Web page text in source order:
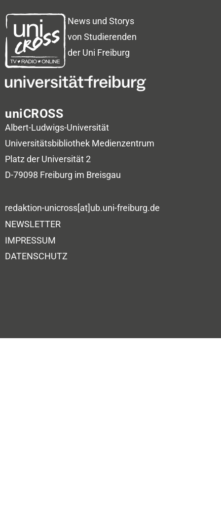
News und Storys
von Studierenden
der Uni Freiburg
uniCROSS
Albert-Ludwigs-Universität
Universitätsbibliothek Medienzentrum
Platz der Universität 2
D-79098 Freiburg im Breisgau
redaktion-unicross[at]ub.uni-freiburg.de
NEWSLETTER
IMPRESSUM
DATENSCHUTZ